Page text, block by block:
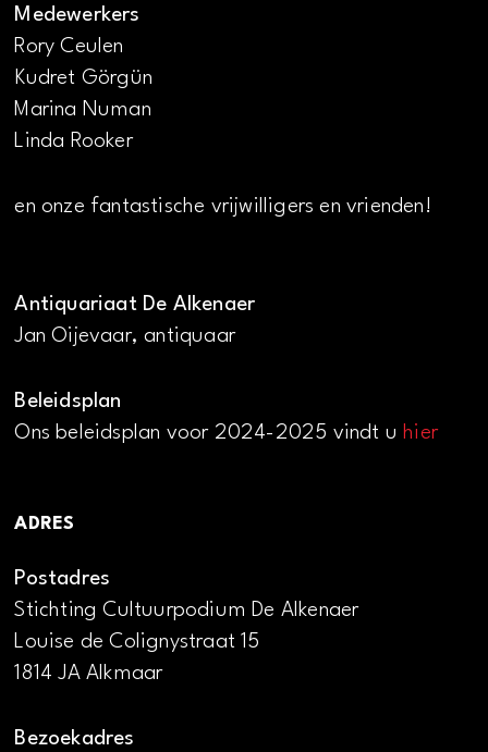
Medewerkers
Rory Ceulen
Kudret Görgün
Marina Numan
Linda Rooker
en onze fantastische vrijwilligers en vrienden!
Antiquariaat De Alkenaer
Jan Oijevaar, antiquaar
Beleidsplan
Ons beleidsplan voor 2024-2025 vindt uhier
ADRES
Postadres
Stichting Cultuurpodium De Alkenaer
Louise de Colignystraat 15
1814 JA Alkmaar
Bezoekadres